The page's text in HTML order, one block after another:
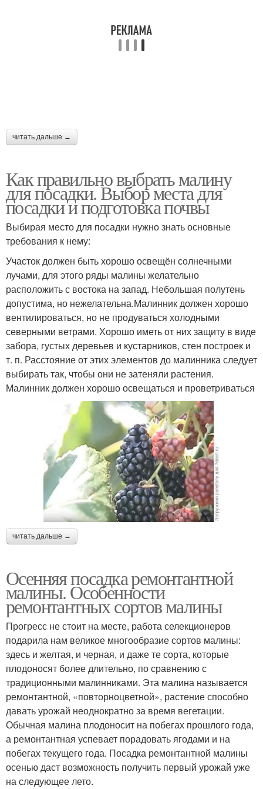
читать дальше →
Как правильно выбрать малину
для посадки. Выбор места для
посадки и подготовка почвы
Выбирая место для посадки нужно знать основные
требования к нему:
Участок должен быть хорошо освещён солнечными
лучами, для этого ряды малины желательно
расположить с востока на запад. Небольшая полутень
допустима, но нежелательна.Малинник должен хорошо
вентилироваться, но не продуваться холодными
северными ветрами. Хорошо иметь от них защиту в виде
забора, густых деревьев и кустарников, стен построек и
т. п. Расстояние от этих элементов до малинника следует
выбирать так, чтобы они не затеняли растения.
Малинник должен хорошо освещаться и проветриваться
читать дальше →
Осенняя посадка ремонтантной
малины. Особенности
ремонтантных сортов малины
Прогресс не стоит на месте, работа селекционеров
подарила нам великое многообразие сортов малины:
здесь и желтая, и черная, и даже те сорта, которые
плодоносят более длительно, по сравнению с
традиционными малинниками. Эта малина называется
ремонтантной, «повторноцветной», растение способно
давать урожай неоднократно за время вегетации.
Обычная малина плодоносит на побегах прошлого года,
а ремонтантная успевает порадовать ягодами и на
побегах текущего года. Посадка ремонтантной малины
осенью даст возможность получить первый урожай уже
на следующее лето.